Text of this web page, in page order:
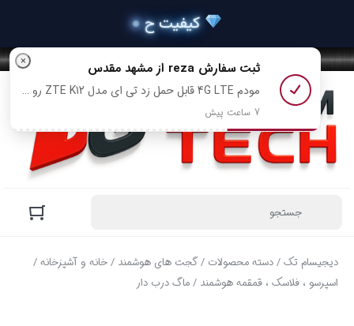
دیجیسام تک/دسته محصولات /گجت های هوشمند /خانه و آشپزخانه/
اسپرسو ، فلاسک ، قمقمه هوشمند / ماگ درب دار
× ثبت سفارش reza از مشهد مقدس
مودم 4G LTE قابل حمل زد تی ای مدل ZTE K12 رو خرید کرد
7 ساعت پیش